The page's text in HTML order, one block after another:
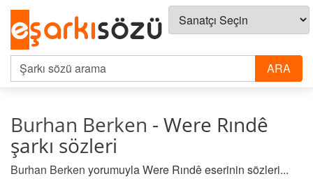
Burhan Berken - Were Rındê
şarkı sözleri
Burhan Berken yorumuyla Were Rındê eserinin sözleri...